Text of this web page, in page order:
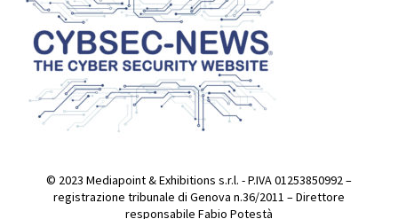
© 2023 Mediapoint & Exhibitions s.r.l. - P.IVA 01253850992 –
registrazione tribunale di Genova n.36/2011 – Direttore
responsabile Fabio Potestà